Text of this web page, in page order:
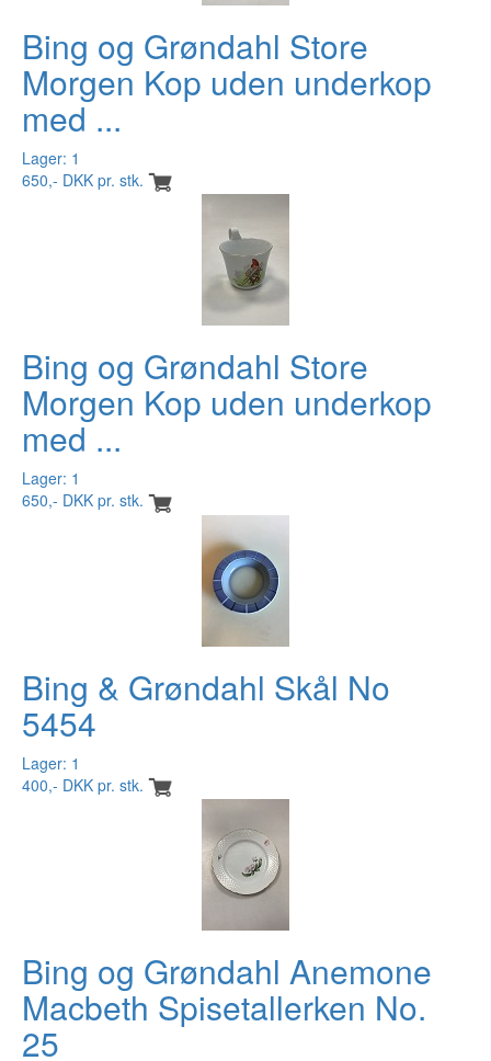
Bing og Grøndahl Store
Morgen Kop uden underkop
med ...
Lager: 1
650,- DKK pr. stk.
Bing og Grøndahl Store
Morgen Kop uden underkop
med ...
Lager: 1
650,- DKK pr. stk.
Bing & Grøndahl Skål No
5454
Lager: 1
400,- DKK pr. stk.
Bing og Grøndahl Anemone
Macbeth Spisetallerken No.
25